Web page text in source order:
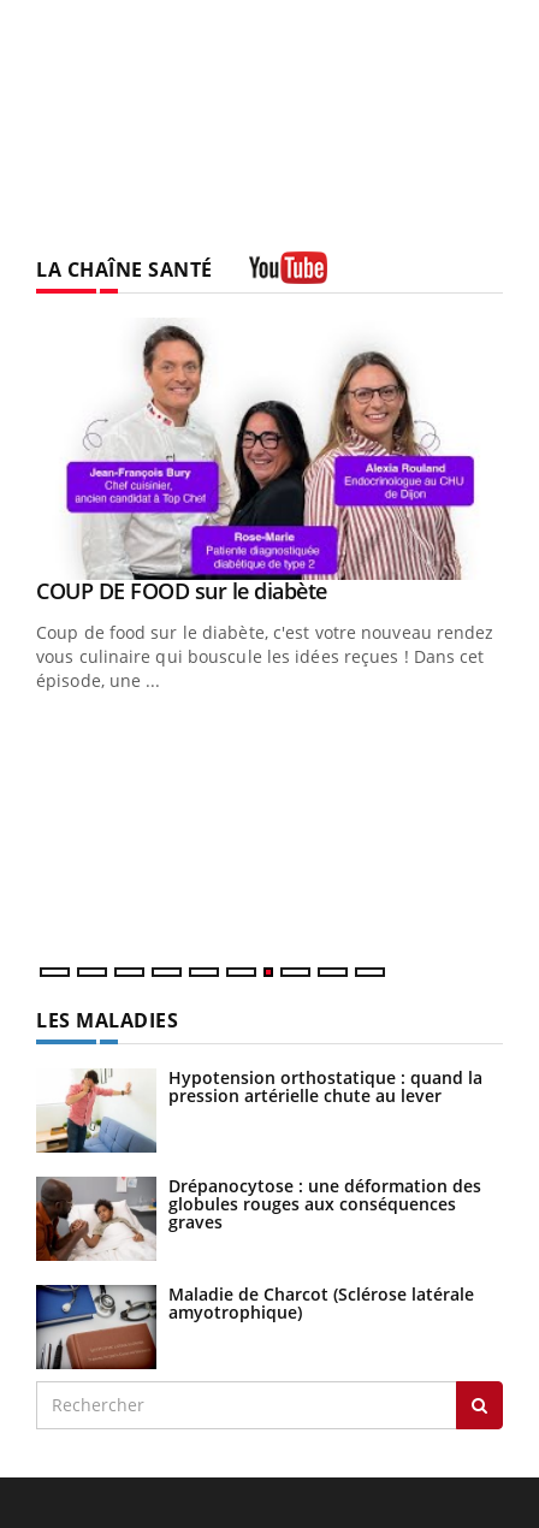
LA CHAÎNE SANTÉ
Youtube
COUP DE FOOD sur le diabèteYoutube
Coup de food sur le diabète, c'est votre nouveau rendez-
vous culinaire qui bouscule les idées reçues ! Dans cet
épisode, une ...
LES MALADIES
Hypotension orthostatique : quand la
pression artérielle chute au lever
Drépanocytose : une déformation des
globules rouges aux conséquences
graves
Maladie de Charcot (Sclérose latérale
amyotrophique)